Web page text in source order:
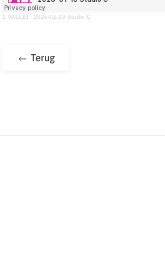
1 VALLEI · 2026-01-10 Studio C
Terug